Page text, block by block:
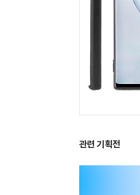
관련 기획전